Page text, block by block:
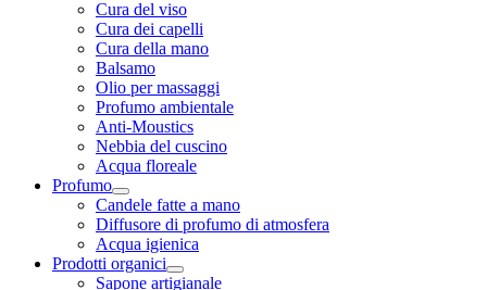
Cura del viso
Cura dei capelli
Cura della mano
Balsamo
Olio per massaggi
Profumo ambientale
Anti-Moustics
Nebbia del cuscino
Acqua floreale
Profumo
Candele fatte a mano
Diffusore di profumo di atmosfera
Acqua igienica
Prodotti organici
Sapone artigianale